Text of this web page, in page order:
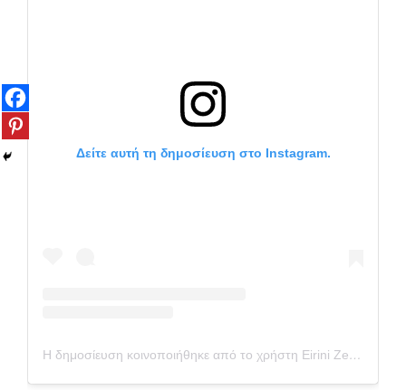
Δείτε αυτή τη δημοσίευση στο Instagram.
Η δημοσίευση κοινοποιήθηκε από το χρήστη Eirini Zevelaki (@paxxigr)